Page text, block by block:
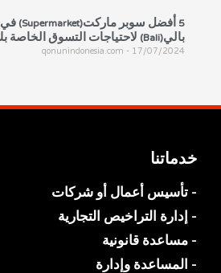
5 أفضل سوبر ماركت(Supermarket) في
بالي(Bali) لاحتياجات التسوق الخاصة بك
qonunindonesia.com 17/07/2024
خدماتنا
- تأسيس أعمال أو شركات
- إدارة التراخيص التجارية
- مساعدة قانونية
- المساعدة وإدارة